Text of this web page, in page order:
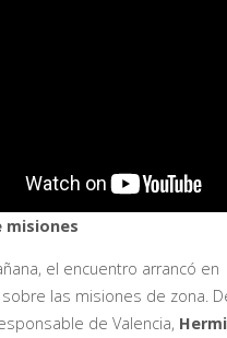
misiones
el encuentro arrancó
las misiones de zona.
de Valencia,